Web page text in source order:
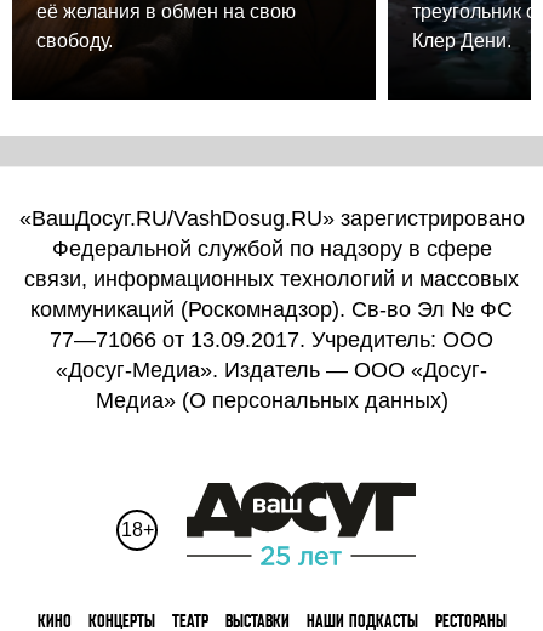
её желания в обмен на свою
свободу.
треугольник
Клер Дени.
«ВашДосуг.RU/VashDosug.RU» зарегистрировано
Федеральной службой по надзору в сфере
связи, информационных технологий и массовых
коммуникаций (Роскомнадзор). Св-во Эл № ФС
77—71066 от 13.09.2017. Учредитель: ООО
«Досуг-Медиа». Издатель — ООО «Досуг-
Медиа» (О персональных данных)
18+
КИНО КОНЦЕРТЫ ТЕАТР ВЫСТАВКИ НАШИ ПОДКАСТЫ РЕСТОРАНЫ